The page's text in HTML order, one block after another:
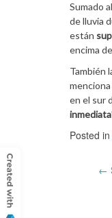
Sumado
de lluvia
están
encima
También
en el sur
inmediata
Posted in
Post
←